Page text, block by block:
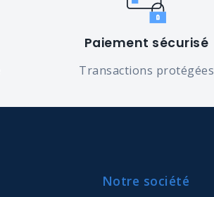
Paiement sécurisé
Transactions protégées
Notre société